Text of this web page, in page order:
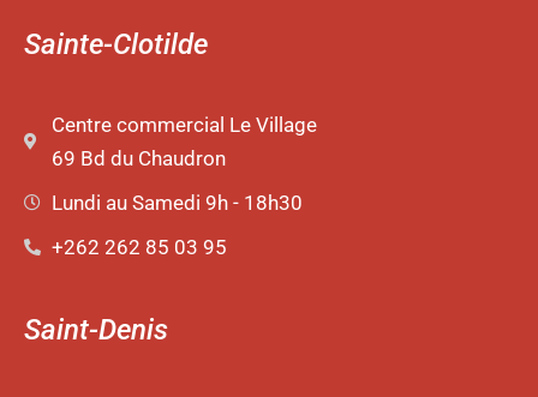
Sainte-Clotilde
Centre commercial Le Village
69 Bd du Chaudron
Lundi au Samedi 9h - 18h30
+262 262 85 03 95
Saint-Denis